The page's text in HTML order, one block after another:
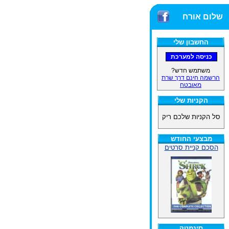
שלום אורח
החשבון שלי
משתמש חדש?
הרשמה חינם דרך שרת
מאובטח
הקניות שלי
סל הקניות שלכם ריק
מבצעי החודש
הסכם קניית סרטים